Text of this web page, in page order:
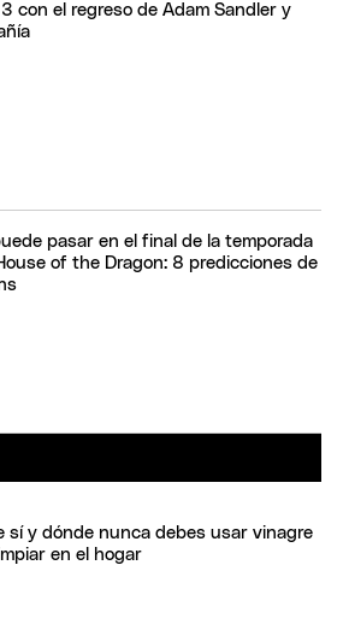
con el regreso de Adam Sandler y
pasar en el final de la temporada
of the Dragon: 8 predicciones de
sí y dónde nunca debes usar vinagre
en el hogar